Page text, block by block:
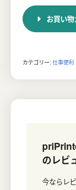
価
格
で
し
た。
の
価
¥8,910
で
す。
お買い
カテゴリー:仕事便利
のレビ
今ならレ